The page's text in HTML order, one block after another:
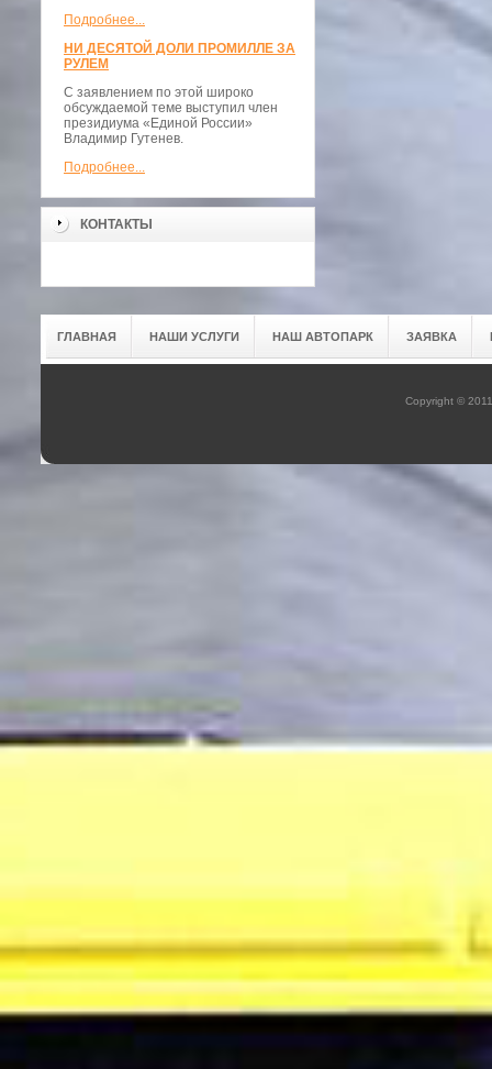
Подробнее...
НИ ДЕСЯТОЙ ДОЛИ ПРОМИЛЛЕ ЗА
РУЛЕМ
С заявлением по этой широко
обсуждаемой теме выступил член
президиума «Единой России»
Владимир Гутенев.
Подробнее...
КОНТАКТЫ
ГЛАВНАЯ НАШИ УСЛУГИ НАШ АВТОПАРК ЗАЯВКА
Copyright ©